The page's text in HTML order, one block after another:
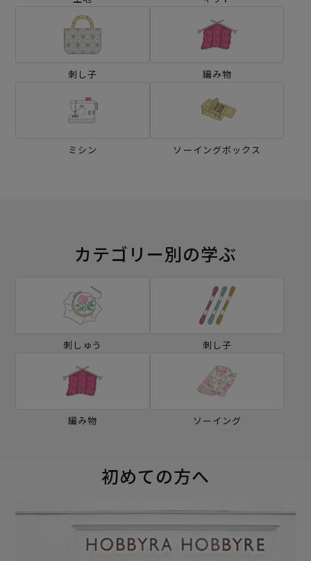
刺し子 編み物
ミシン ソーイングボックス
カテゴリー別の学ぶ
刺しゅう 刺し子
編み物 ソーイング
初めての方へ